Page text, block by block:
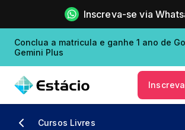
Inscreva-se via
Conclua a matricula e ganhe 1 ano de
Gemini Plus
Cursos Livres